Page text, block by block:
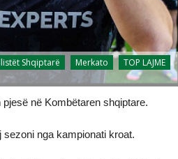
Shqiptarë Merkato TOP LAJME
në Kombëtaren shqiptare.
nga kampionati kroat.